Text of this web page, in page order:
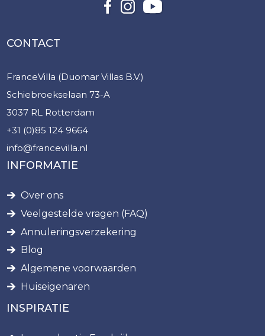
CONTACT
FranceVilla (Duomar Villas B.V.)
Schiebroekselaan 73-A
3037 RL Rotterdam
+31 (0)85 124 9664
info@francevilla.nl
INFORMATIE
Over ons
Veelgestelde vragen (FAQ)
Annuleringsverzekering
Blog
Algemene voorwaarden
Huiseigenaren
INSPIRATIE